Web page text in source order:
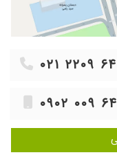
هستم برای
۱۳۹۸/۱۰/۲۴
ولی از دیگران
۱۴۰۲/۰۳/۰۷
خوب که میشدم
تا دوباره عفونت بگیرم طول میکشید اما این بار 5
۲۲۰۹ ۶۴۷۱
۰۰۹ ۶۴۷۱